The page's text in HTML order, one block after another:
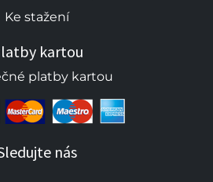
Ke stažení
kartou
platby kartou
nás